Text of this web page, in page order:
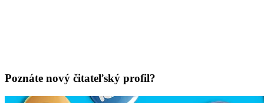
Poznáte nový čitateľský profil?